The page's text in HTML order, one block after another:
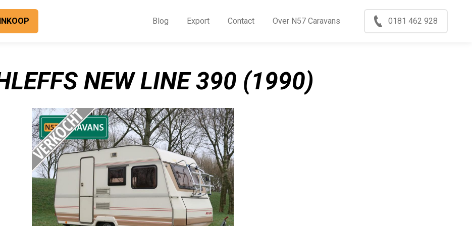
INKOOP Blog Export Contact Over N57 Caravans 0181 462 928
NEW LINE 390 (1990)
Blog